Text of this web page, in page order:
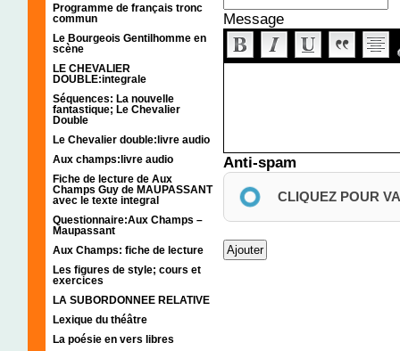
Programme de français tronc
commun
Le Bourgeois Gentilhomme en
scène
LE CHEVALIER
DOUBLE:integrale
Séquences: La nouvelle
fantastique; Le Chevalier
Double
Le Chevalier double:livre audio
Aux champs:livre audio
Fiche de lecture de Aux
Champs Guy de MAUPASSANT
avec le texte integral
Questionnaire:Aux Champs –
Maupassant
Aux Champs: fiche de lecture
Les figures de style; cours et
exercices
LA SUBORDONNEE RELATIVE
Lexique du théâtre
La poésie en vers libres
Message
Anti-spam
CLIQUEZ POUR